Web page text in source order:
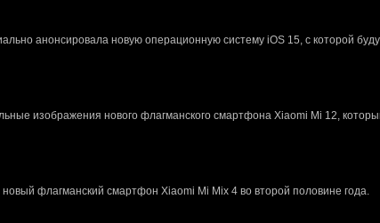
анонсировала новую операционную систему iOS 15, с которой
изображения нового флагманского смартфона Xiaomi Mi 12,
флагманский смартфон Xiaomi Mi Mix 4 во второй половине года.